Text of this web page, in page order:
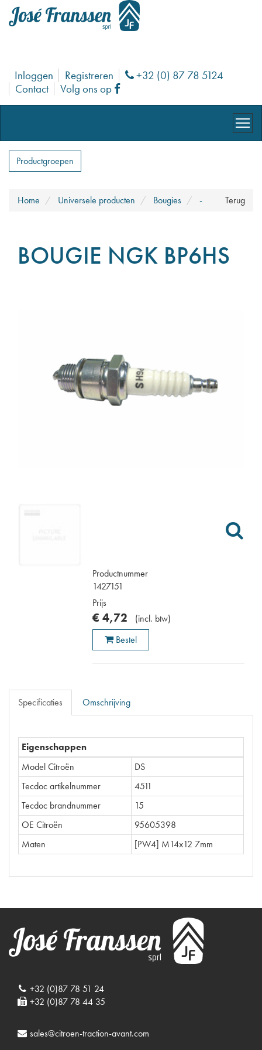
Inloggen Registreren Phone
+32 (0) 87 78 5124
Contact
Volg ons op Facebook
Productgroepen
Terug
Home Universele producten Bougies -
BOUGIE NGK BP6HS
Productnummer
1427151
Prijs
€ 4,72 (incl. btw)
Bestel
Specificaties Omschrijving
Eigenschappen
Model Citroën
DS
Tecdoc artikelnummer
4511
Tecdoc brandnummer
15
OE Citroën
95605398
Maten
[PW4] M14x12 7mm
+32 (0)87 78 51 24
+32 (0)87 78 44 35
sales@citroen-traction-avant.com